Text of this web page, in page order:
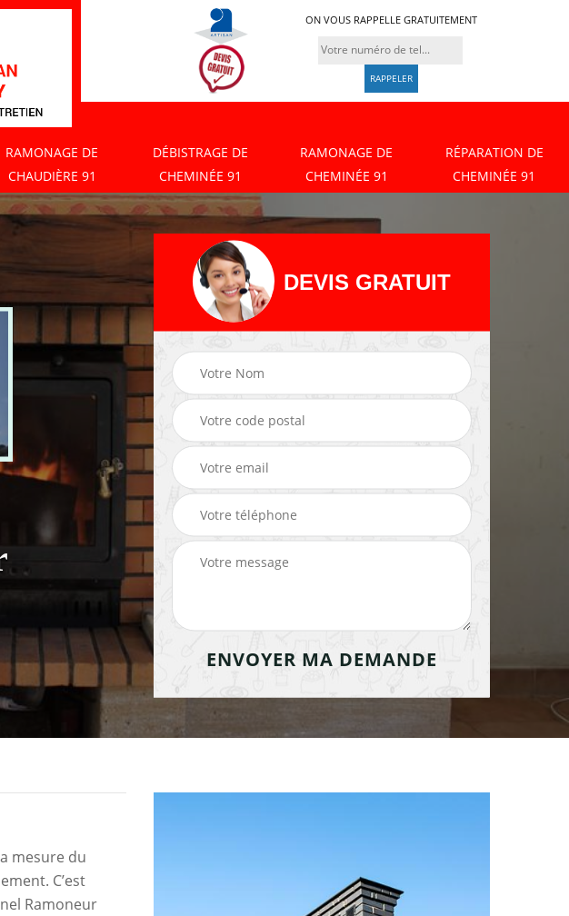
ON VOUS RAPPELLE GRATUITEMENT
RAMONAGE DE
CHAUDIÈRE 91
DÉBISTRAGE DE
CHEMINÉE 91
RAMONAGE DE
CHEMINÉE 91
RÉPARATION DE
CHEMINÉE 91
Ramonage de
chaudière 91
Débistrage de
cheminée 91
Ramonage de
cheminée 91
DEVIS GRATUIT
mesure du
C’est
Ramoneur